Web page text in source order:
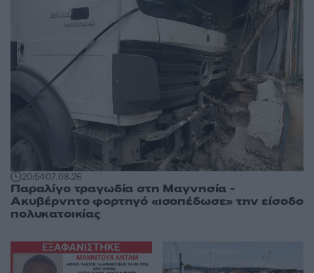
20:5407.08.26
Παραλίγο τραγωδία στη Μαγνησία -
Ακυβέρνητο φορτηγό «ισοπέδωσε» την είσοδο
πολυκατοικίας